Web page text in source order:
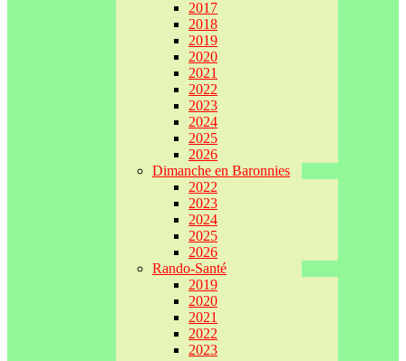
2017
2018
2019
2020
2021
2022
2023
2024
2025
2026
Dimanche en Baronnies
2022
2023
2024
2025
2026
Rando-Santé
2019
2020
2021
2022
2023